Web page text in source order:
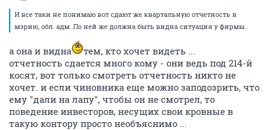
И все таки не понимаю вот сдают же квартальную отчетность в
мэрию, обл. адм..По ней же должна быть видна ситуация у фирмы..
а она и видна
тем, кто хочет видеть ...
отчетность сдается много кому - они ведь под 214-й
косят, вот только смотреть отчетность никто не
хочет. и если чиновника еще можно заподозрить, что
ему "дали на лапу", чтобы он не смотрел, то
поведение инвесторов, несущих свои кровные в
такую контору просто необъяснимо ...